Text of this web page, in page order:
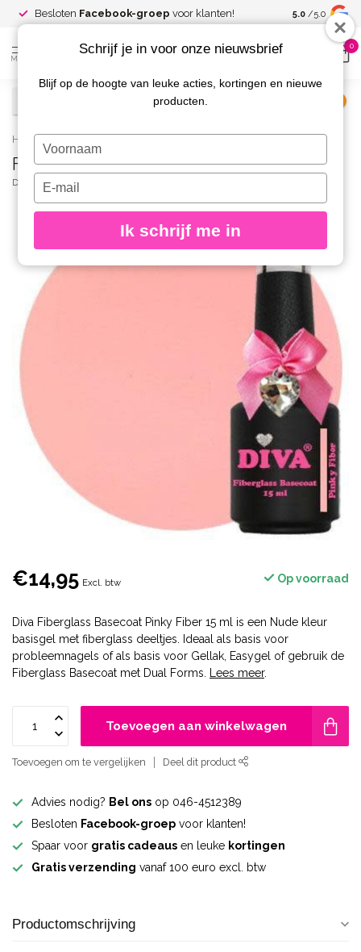
Besloten Facebook-groep voor klanten! Spaar voor
kortingen
5.0 /5.0
MENU
0
Home / Fiberglass Basecoat Pinky Fiber 15 ml.
Fiberglass Basecoat Pinky Fiber 15 ml.
DIVA
€14,95 Excl. btw Op voorraad
Diva Fiberglass Basecoat Pinky Fiber 15 ml is een Nude kleur
basisgel met fiberglass deeltjes. Ideaal als basis voor
probleemnagels of als basis voor Gellak, Easygel of gebruik de
Fiberglass Basecoat met Dual Forms.
Lees meer.
Toevoegen aan winkelwagen
Toevoegen om te vergelijken Deel dit product
Advies nodig? Bel ons op 046-4512389
Besloten Facebook-groep voor klanten!
Spaar voor gratis cadeaus en leuke kortingen
Gratis verzending vanaf 100 euro excl. btw
Productomschrijving
Schrijf je in voor onze nieuwsbrief
Blijf op de hoogte van leuke acties, kortingen en nieuwe
producten.
Typ
je
naam
Typ
je
e-
in
Ik schrijf me in